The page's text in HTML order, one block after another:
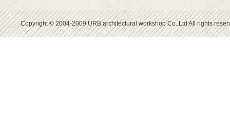
Copyright © 2004-2009 URB architectural workshop Co.,Ltd All rights